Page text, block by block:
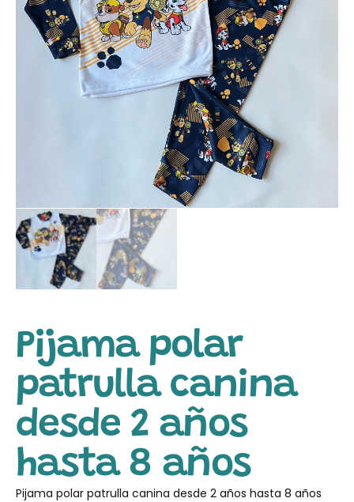
Pijama polar
patrulla canina
desde 2 años
hasta 8 años
Pijama polar patrulla canina desde 2 años hasta 8 años